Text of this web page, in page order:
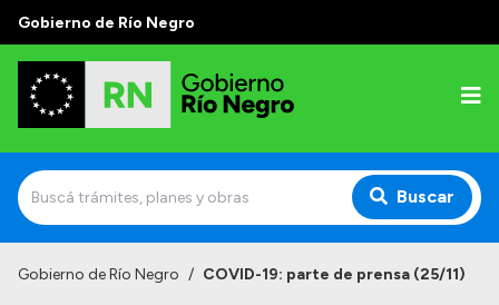
Gobierno de Río Negro
Buscar
Gobierno de Río Negro / COVID-19: parte de prensa (25/11)